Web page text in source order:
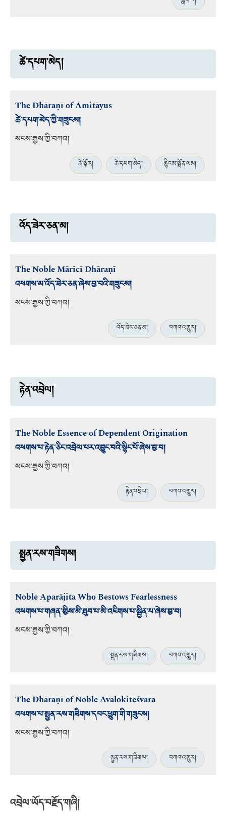
ཚེ་དཔག་མེད།
The Dhāraṇī of Amitāyus
ཚེ་དཔག་མེད་ཀྱི་གཟུངས།
སངས་རྒྱས་ཀྱི་བཀའ།
ཚེ་སྐོར། ཚེ་དཔག་མེད། རྙིང་མ་སྨོན་ལམ།
འོད་ཟེར་ཅན་མ།
The Noble Mārīcī Dhāraṇī
འཕགས་མ་འོད་ཟེར་ཅན་ཞེས་བྱ་བའི་གཟུངས།
སངས་རྒྱས་ཀྱི་བཀའ།
འོད་ཟེར་ཅན་མ། བཀའ་འགྱུར།
རྟེན་འབྲེལ།
The Noble Essence of Dependent Origination
འཕགས་པ་རྟེན་ཅིང་འབྲེལ་པར་འབྱུང་བའི་སྙིང་པོ་ཞེས་བྱ་བ།
སངས་རྒྱས་ཀྱི་བཀའ།
རྟེན་འབྲེལ། བཀའ་འགྱུར།
སྤྱན་རས་གཟིགས།
Noble Aparājita Who Bestows Fearlessness
འཕགས་པ་གཞན་གྱིས་མི་ཐུབ་པ་མི་འཇིགས་པ་སྦྱིན་པ་ཞེས་བྱ་བ།
སངས་རྒྱས་ཀྱི་བཀའ།
སྤྱན་རས་གཟིགས། བཀའ་འགྱུར།
The Dhāraṇī of Noble Avalokiteśvara
འཕགས་པ་སྤྱན་རས་གཟིགས་དབང་ཕྱུག་གི་གཟུངས།
སངས་རྒྱས་ཀྱི་བཀའ།
སྤྱན་རས་གཟིགས། བཀའ་འགྱུར།
འབྲེལ་ཡོད་བརྗོད་གཞི།